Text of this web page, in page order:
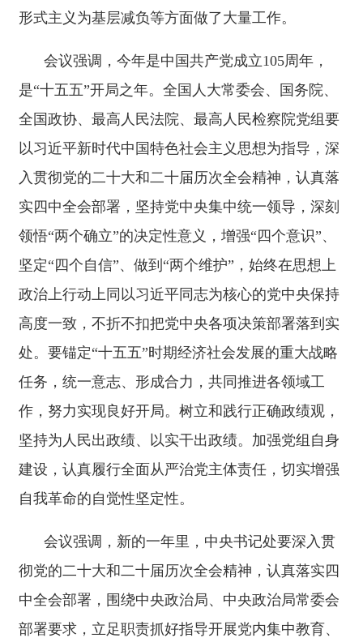
领悟“两个确立”的决定性意义，增强“四个意识”、
政治上行动上同以习近平同志为核心的党中央保持
高度一致，不折不扣把党中央各项决策部署落到实
处。要锚定“十五五”时期经济社会发展的重大战略
任务，统一意志、形成合力，共同推进各领域工
作，努力实现良好开局。树立和践行正确政绩观，
坚持为人民出政绩、以实干出政绩。加强党组自身
会议强调，新的一年里，中央书记处要深入贯
彻党的二十大和二十届历次全会精神，认真落实四
完善党内法规制度建设、群团组织建设和改革、持
续整治形式主义为基层减负等重点任务落实，高质
量完成党中央交办的各项任务。
打印本页 关闭窗口
主办：新疆阿合奇县人民政府办公室
承办：新疆阿合奇县政务服务和数字发